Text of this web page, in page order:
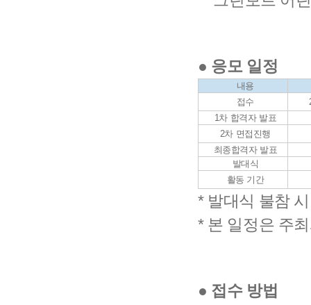
● 응모 일정
내용
접수
1차 합격자 발표
2차 면접진행
최종합격자 발표
발대식
활동 기간
* 발대식 불참
* 본 일정은 주
● 접수 방법